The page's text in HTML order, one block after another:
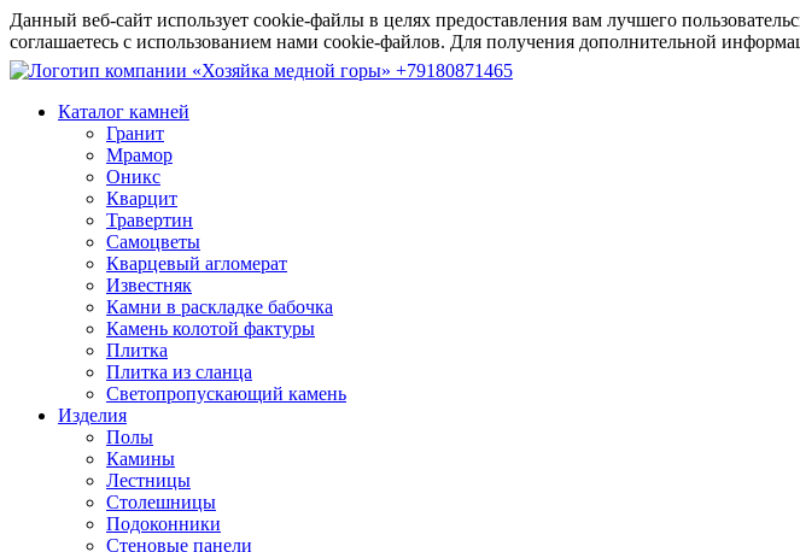
Данный веб-сайт использует cookie-файлы в целях предоставления вам лучшего
соглашаетесь с использованием нами cookie-файлов. Для получения дополнительной
+79180871465
Каталог камней
Гранит
Мрамор
Оникс
Кварцит
Травертин
Самоцветы
Кварцевый агломерат
Известняк
Камни в раскладке бабочка
Камень колотой фактуры
Плитка
Плитка из сланца
Светопропускающий камень
Изделия
Полы
Камины
Лестницы
Столешницы
Подоконники
Стеновые панели